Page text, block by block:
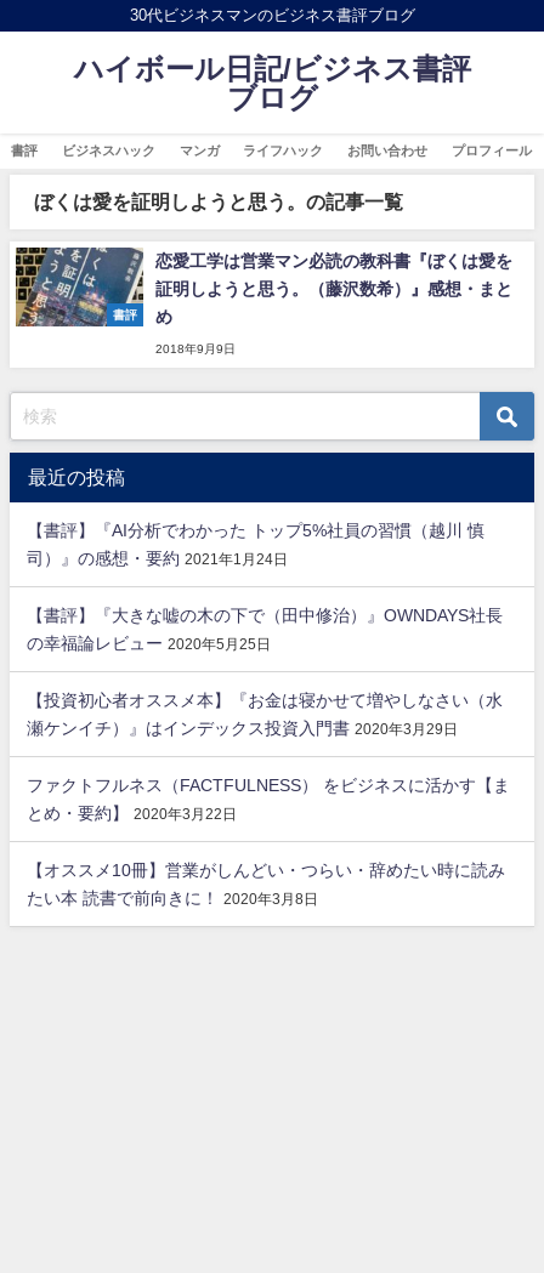
30代ビジネスマンのビジネス書評ブログ
ハイボール日記/ビジネス書評
ブログ
書評 ビジネスハック マンガ ライフハック お問い合わせ プロフィール
ぼくは愛を証明しようと思う。の記事一覧
書評
恋愛工学は営業マン必読の教科書『ぼくは愛を
証明しようと思う。（藤沢数希）』感想・まと
め
2018年9月9日
最近の投稿
【書評】『AI分析でわかった トップ5%社員の習慣（越川 慎
司）』の感想・要約 2021年1月24日
【書評】『大きな嘘の木の下で（田中修治）』OWNDAYS社長
の幸福論レビュー 2020年5月25日
【投資初心者オススメ本】『お金は寝かせて増やしなさい（水
瀬ケンイチ）』はインデックス投資入門書 2020年3月29日
ファクトフルネス（FACTFULNESS） をビジネスに活かす【ま
とめ・要約】
2020年3月22日
【オススメ10冊】営業がしんどい・つらい・辞めたい時に読み
たい本 読書で前向きに！
2020年3月8日